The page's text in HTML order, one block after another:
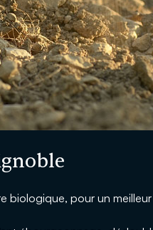
biologique, pour un